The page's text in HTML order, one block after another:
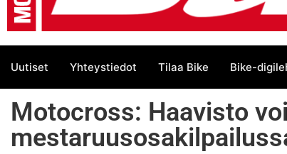
Uutiset Yhteystiedot Tilaa Bike Bike-
Motocross: Haavisto